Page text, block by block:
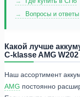
Вопросы и ответы
Какой лучше
C-klasse AMG
Наш ассортимент
AMG постоянно